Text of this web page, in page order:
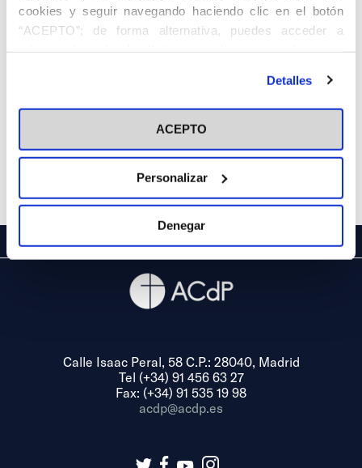
cookies y seguir navegando haciendo clic en el botón
“ACEPTO”; de forma alternativa, puedes acceder a
información más detallada y cambiar tus preferencias
en el botón "Personalizar". Para más información puedes
visitar nuestra Política de Cookies
Detalles
ACEPTO
Personalizar
Denegar
Centro de
adscripción
25/01/1926
Lugar de
Lugar de
defunción
Calle Isaac Peral, 58 C.P.: 28040, Madrid
Tel (+34) 91 456 63 27
Fax: (+34) 91 535 19 98
acdp@acdp.es